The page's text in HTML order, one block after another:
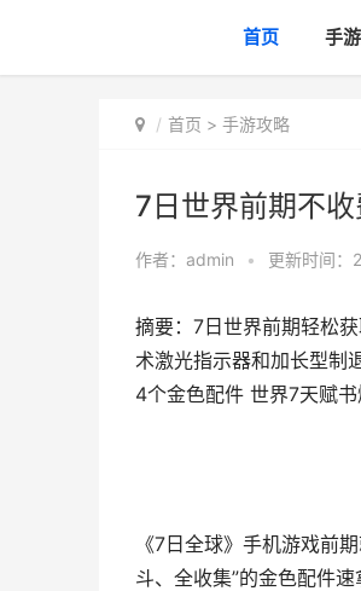
首页 手
首页 > 手游攻略
7日世界前期不
作者： admin • 更新时间
摘要：7日世界前期轻松
术激光指示器和加长型制
4个金色配件 世界7天赋
《7日全球》手机游戏前
斗、全收集”的金色配件